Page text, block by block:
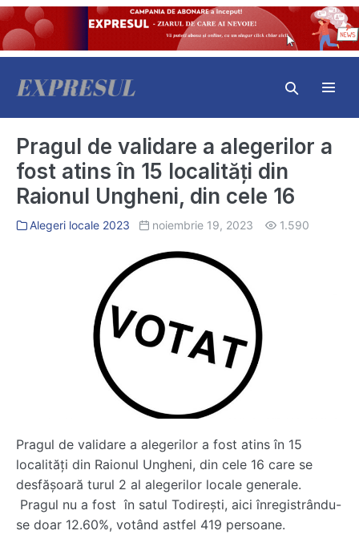
Skip
to
content
Search
Pragul de validare a alegerilor a
fost atins în 15 localități din
Raionul Ungheni, din cele 16
Alegeri locale 2023 noiembrie 19, 2023 1.590
Pragul de validare a alegerilor a fost atins în 15
localități din Raionul Ungheni, din cele 16 care se
desfășoară turul 2 al alegerilor locale generale.
Pragul nu a fost în satul Todirești, aici înregistrându-
se doar 12.60%, votând astfel 419 persoane.